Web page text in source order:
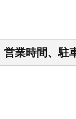
営業時間、駐